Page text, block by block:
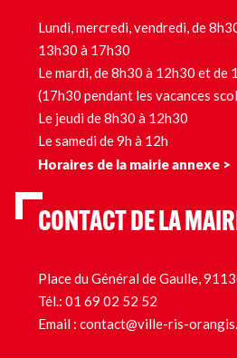
Lundi, mercredi, vendredi, de
13h30 à 17h30
Le mardi, de 8h30 à 12h30 et de
(17h30 pendant les vacances
Le jeudi de 8h30 à 12h30
Le samedi de 9h à 12h
Horaires de la mairie annexe >
CONTACT DE LA
Place du Général de Gaulle,
Tél.: 01 69 02 52 52
Email : contact@ville-ris-